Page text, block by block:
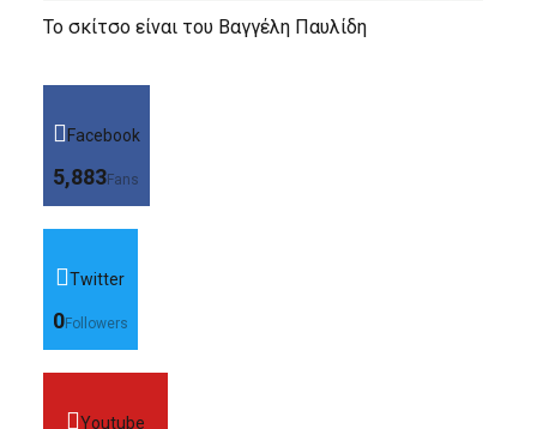
Το σκίτσο είναι του Βαγγέλη Παυλίδη
Facebook
5,883Fans
Twitter
0Followers
Youtube